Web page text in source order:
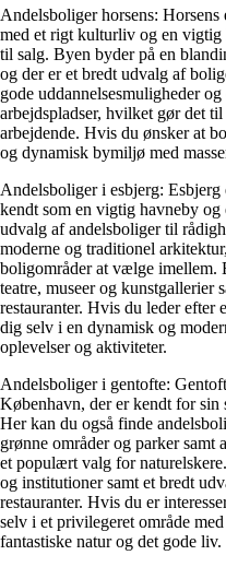
Andelsboliger horsens:
med et rigt kulturliv og en vigtig
til salg. Byen byder på en
og der er et bredt udvalg af
gode uddannelsesmuligheder
arbejdspladser, hvilket gør det
arbejdende. Hvis du ønsker at
og dynamisk bymiljø med
Andelsboliger i esbjerg: Esbjerg
kendt som en vigtig havneby
udvalg af andelsboliger til
moderne og traditionel
boligområder at vælge imellem.
teatre, museer og kunstgallerier
restauranter. Hvis du leder
dig selv i en dynamisk og
oplevelser og aktiviteter.
Andelsboliger i gentofte:
København, der er kendt for sin
Her kan du også finde
grønne områder og parker
et populært valg for
og institutioner samt et bredt
restauranter. Hvis du er
selv i et privilegeret område
fantastiske natur og det gode liv.